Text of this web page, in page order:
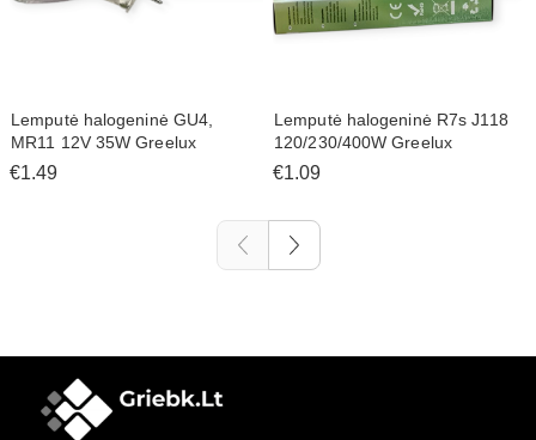
Lemputė halogeninė GU4,
MR11 12V 35W Greelux
€1.49
Lemputė halogeninė R7s J118
120/230/400W Greelux
€1.09